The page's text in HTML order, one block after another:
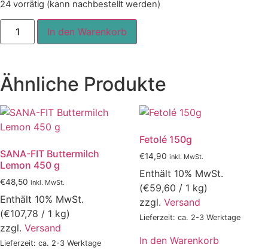
24 vorrätig (kann nachbestellt werden)
SANA-
PRO
Crispy
Menge
In den Warenkorb
Ähnliche Produkte
SANA-FIT Buttermilch
Lemon 450 g
€48,50 inkl. MwSt.
Enthält 10% MwSt.
(€107,78 / 1 kg)
zzgl. Versand
Lieferzeit: ca. 2-3 Werktage
Fetolé 150g
€14,90 inkl. MwSt.
Enthält 10% MwSt.
(€59,60 / 1 kg)
zzgl. Versand
Lieferzeit: ca. 2-3 Werktage
In den Warenkorb